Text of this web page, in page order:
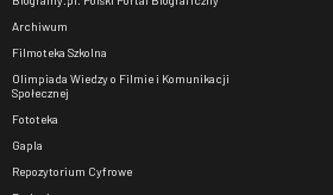
Archiwum
Filmoteka Szkolna
Olimpiada Wiedzy o Filmie i Komunikacji
Społecznej
Fototeka
Gapla
Repozytorium Cyfrowe